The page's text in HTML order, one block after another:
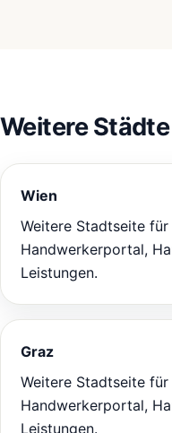
Weitere
Wien
Weitere Stadtseite
Handwerkerportal,
Leistungen.
Graz
Weitere Stadtseite
Handwerkerportal,
Leistungen.